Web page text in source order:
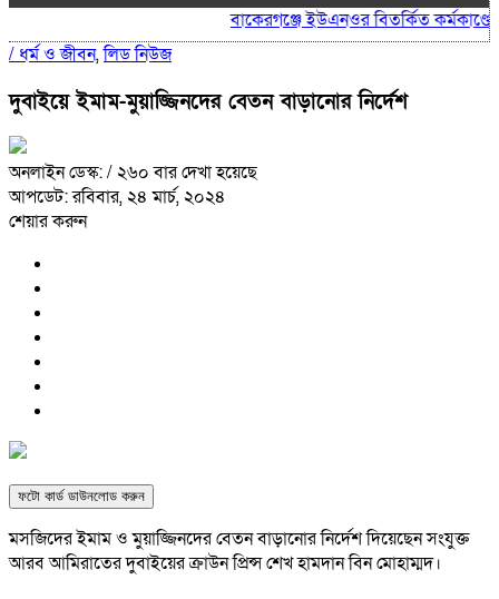
বাকেরগঞ্জে ইউএনওর বিতর্কিত কর্মকাণ্ডে
/ ধর্ম ও জীবন,লিড নিউজ
দুবাইয়ে ইমাম-মুয়াজ্জিনদের বেতন বাড়ানোর নির্দেশ
অনলাইন ডেস্ক:/ ২৬০ বার দেখা হয়েছে
আপডেট: রবিবার, ২৪ মার্চ, ২০২৪
শেয়ার করুন
ফটো কার্ড ডাউনলোড করুন
মসজিদের ইমাম ও মুয়াজ্জিনদের বেতন বাড়ানোর নির্দেশ দিয়েছেন সংযুক্ত
আরব আমিরাতের দুবাইয়ের ক্রাউন প্রিন্স শেখ হামদান বিন মোহাম্মদ।